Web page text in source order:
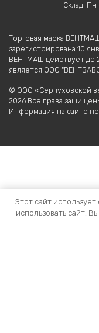
Склад: Пн
Торговая марка
зарегистрирована 10
ВЕНТМАШ действует до
является ООО
© ООО «Серпуховской
2026 Все права
Информация на сайте
Этот сайт
использовать сайт,